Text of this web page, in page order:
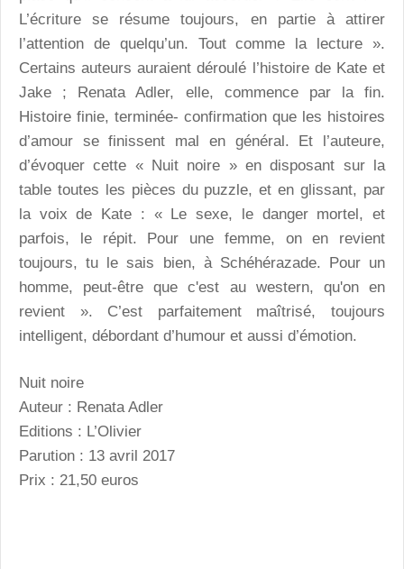
L’écriture se résume toujours, en partie à attirer
l’attention de quelqu’un. Tout comme la lecture ».
Certains auteurs auraient déroulé l’histoire de Kate et
Jake ; Renata Adler, elle, commence par la fin.
Histoire finie, terminée- confirmation que les histoires
d’amour se finissent mal en général. Et l’auteure,
d’évoquer cette « Nuit noire » en disposant sur la
table toutes les pièces du puzzle, et en glissant, par
la voix de Kate : « Le sexe, le danger mortel, et
parfois, le répit. Pour une femme, on en revient
toujours, tu le sais bien, à Schéhérazade. Pour un
homme, peut-être que c'est au western, qu'on en
revient ». C’est parfaitement maîtrisé, toujours
intelligent, débordant d’humour et aussi d’émotion.
Nuit noire
Auteur : Renata Adler
Editions : L’Olivier
Parution : 13 avril 2017
Prix : 21,50 euros